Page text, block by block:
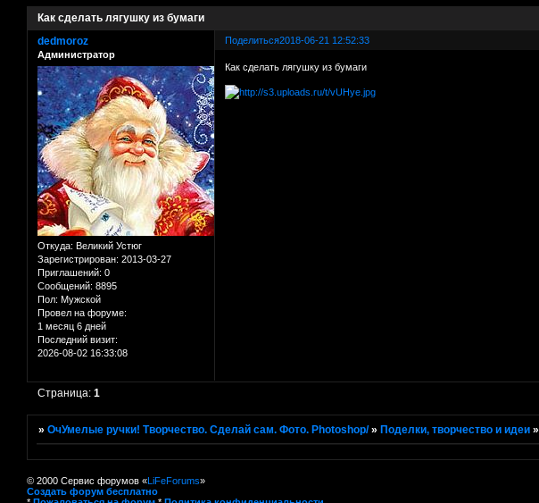
Как сделать лягушку из бумаги
Поделиться2018-06-21 12:52:33
dedmoroz
Администратор
Откуда: Великий Устюг
Зарегистрирован: 2013-03-27
Приглашений: 0
Сообщений: 8895
Пол: Мужской
Провел на форуме:
1 месяц 6 дней
Последний визит:
2026-08-02 16:33:08
Как сделать лягушку из бумаги
Страница:1
»ОчУмелые ручки! Творчество. Сделай сам. Фото. Photoshop/ » Поделки, творчество и идеи »
© 2000 Сервис форумов «LiFeForums»
Создать форум бесплатно